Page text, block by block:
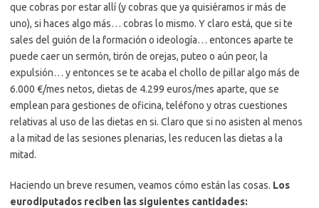
que cobras por estar allí (y cobras que ya quisiéramos ir más de
uno), si haces algo más… cobras lo mismo. Y claro está, que si te
sales del guión de la formación o ideología… entonces aparte te
puede caer un sermón, tirón de orejas, puteo o aún peor, la
expulsión… y entonces se te acaba el chollo de pillar algo más de
6.000 €/mes netos, dietas de 4.299 euros/mes aparte, que se
emplean para gestiones de oficina, teléfono y otras cuestiones
relativas al uso de las dietas en si. Claro que si no asisten al menos
a la mitad de las sesiones plenarias, les reducen las dietas a la
mitad.
Haciendo un breve resumen, veamos cómo están las cosas. Los
eurodiputados reciben las siguientes cantidades: